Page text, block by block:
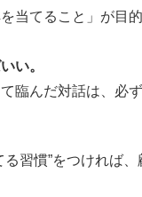
当てること」が目
い。
臨んだ対話は、必ず
る習慣”をつければ